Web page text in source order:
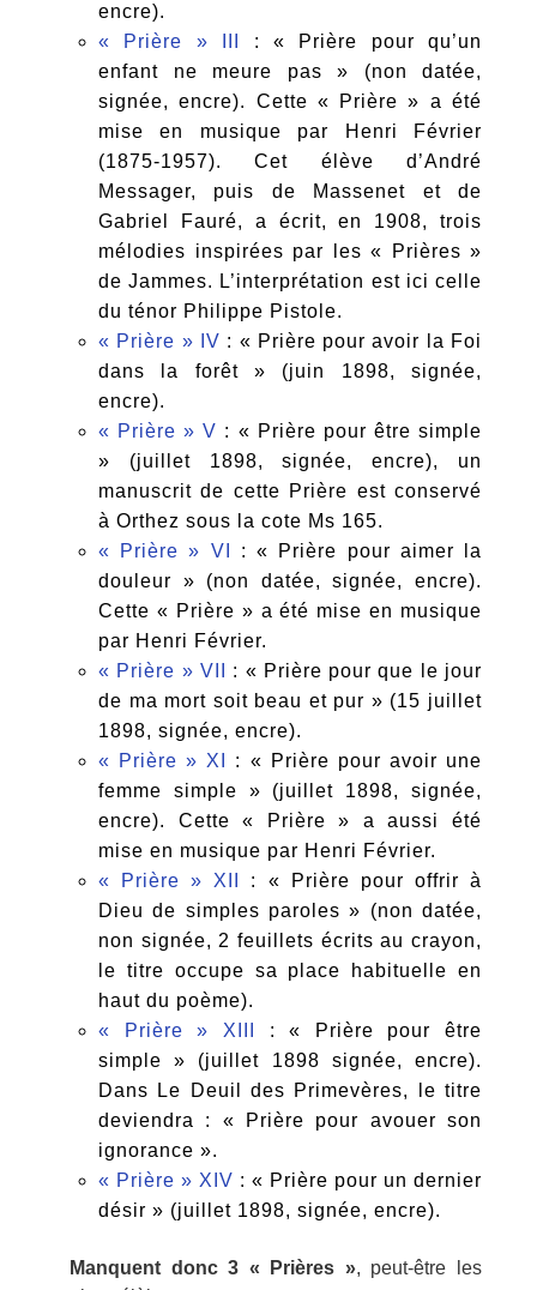
encre).
« Prière » III
: « Prière pour qu’un
enfant ne meure pas » (non datée,
signée, encre). Cette « Prière » a été
mise en musique par Henri Février
(1875-1957). Cet élève d’André
Messager, puis de Massenet et de
Gabriel Fauré, a écrit, en 1908, trois
mélodies inspirées par les « Prières »
de Jammes. L’interprétation est ici celle
du ténor Philippe Pistole.
« Prière » IV : « Prière pour avoir la Foi
dans la forêt » (juin 1898, signée,
encre).
« Prière » V : « Prière pour être simple
» (juillet 1898, signée, encre), un
manuscrit de cette Prière est conservé
à Orthez sous la cote Ms 165.
« Prière » VI
: « Prière pour aimer la
douleur » (non datée, signée, encre).
Cette « Prière » a été mise en musique
par Henri Février.
« Prière » VII
: « Prière pour que le jour
de ma mort soit beau et pur » (15 juillet
1898, signée, encre).
« Prière » XI
: « Prière pour avoir une
femme simple » (juillet 1898, signée,
encre). Cette « Prière » a aussi été
mise en musique par Henri Février.
« Prière » XII
: « Prière pour offrir à
Dieu de simples paroles » (non datée,
non signée, 2 feuillets écrits au crayon,
le titre occupe sa place habituelle en
haut du poème).
« Prière » XIII
: « Prière pour être
simple » (juillet 1898 signée, encre).
Dans Le Deuil des Primevères, le titre
deviendra : « Prière pour avouer son
ignorance ».
« Prière » XIV : « Prière pour un dernier
désir » (juillet 1898, signée, encre).
Manquent donc 3 « Prières », peut-être les